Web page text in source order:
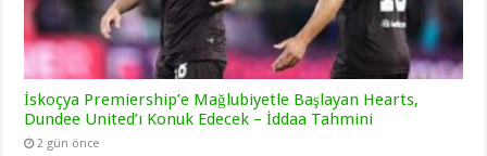
İskoçya Premiership’e Mağlubiyetle Başlayan Hearts,
Dundee United’ı Konuk Edecek – İddaa Tahmini
2 gün önce